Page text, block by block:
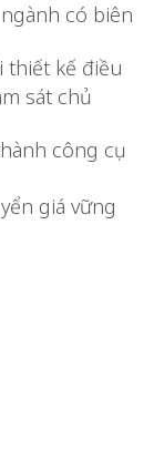
có biên
thiết kế điều
sát chủ
công cụ
giá vững